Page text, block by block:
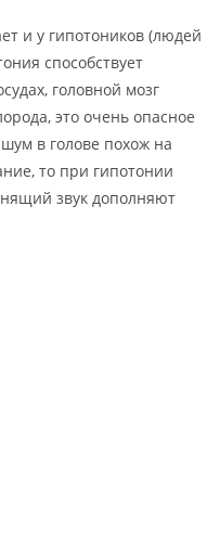
и у гипотоников (людей
способствует
головной мозг
это очень опасное
в голове похож на
то при гипотонии
звук дополняют